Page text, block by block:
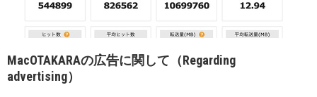
MacOTAKARAの広告に関して（Regarding
advertising）